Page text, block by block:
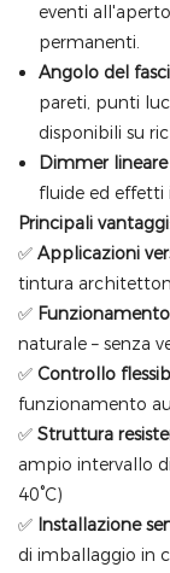
eventi
permanenti.
Angolo del
pareti, punti
disponibili su
Dimmer
fluide ed effetti
Principali
✅ Applicazioni
tintura
✅
naturale – senza
✅ Controllo
funzionamento
✅ Struttura
ampio intervallo
40°C)
✅ Installazione
di imballaggio in